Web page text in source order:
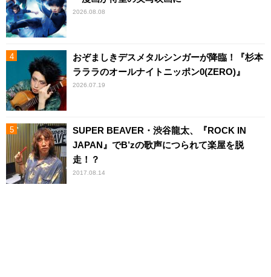
2026.08.08
おぞましきデスメタルシンガーが降臨！『杉本
ラララのオールナイトニッポン0(ZERO)』
2026.07.19
SUPER BEAVER・渋谷龍太、『ROCK IN
JAPAN』でB’zの歌声につられて楽屋を脱
走！？
2017.08.14